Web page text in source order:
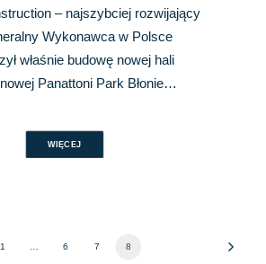
– najszybciej rozwijający
Wykonawca w Polsce
właśnie budowę nowej hali
Panattoni Park Błonie…
WIĘCEJ
1 6 7 8